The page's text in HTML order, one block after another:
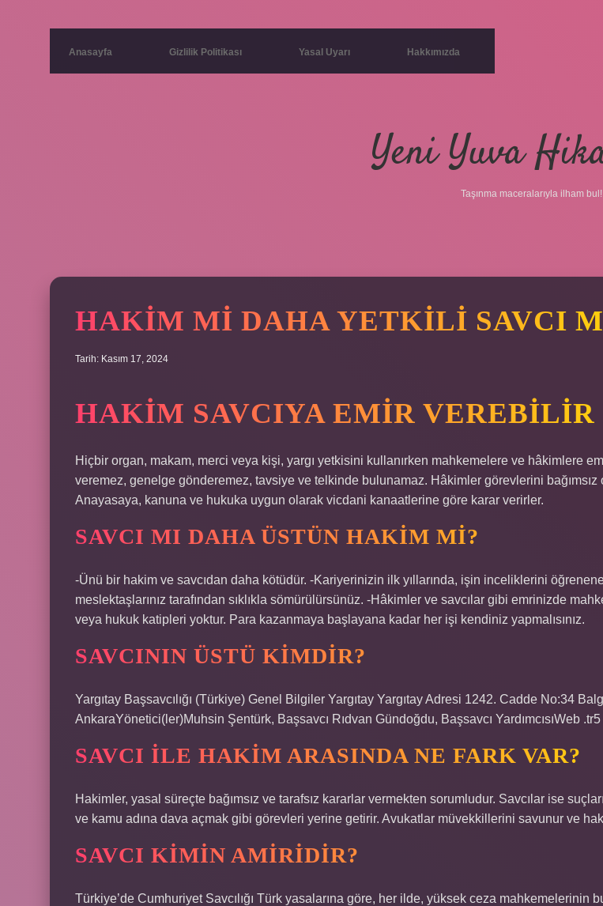
Anasayfa Gizlilik Politikası Yasal Uyarı Hakkımızda
Yeni Yuva
Taşınma maceralarıyla ilham bul!
HAKIM MI DAHA YETKILI SAVCI
Tarih: Kasım 17, 2024
HAKIM SAVCIYA EMIR VEREBILIR
Hiçbir organ, makam, merci veya kişi, yargı yetkisini kullanırken mahkemelere ve hâkimlere
veremez, genelge gönderemez, tavsiye ve telkinde bulunamaz. Hâkimler görevlerini bağımsız
Anayasaya, kanuna ve hukuka uygun olarak vicdani kanaatlerine göre karar verirler.
SAVCI MI DAHA ÜSTÜN HAKIM MI?
-Ünü bir hakim ve savcıdan daha kötüdür. -Kariyerinizin ilk yıllarında, işin inceliklerini
meslektaşlarınız tarafından sıklıkla sömürülürsünüz. -Hâkimler ve savcılar gibi emrinizde
veya hukuk katipleri yoktur. Para kazanmaya başlayana kadar her işi kendiniz yapmalısınız.
SAVCININ ÜSTÜ KIMDIR?
Yargıtay Başsavcılığı (Türkiye) Genel Bilgiler Yargıtay Yargıtay Adresi 1242. Cadde No:34
AnkaraYönetici(ler)Muhsin Şentürk, Başsavcı Rıdvan Gündoğdu, Başsavcı YardımcısıWeb .tr5
SAVCI ILE HAKIM ARASINDA NE FARK VAR?
Hakimler, yasal süreçte bağımsız ve tarafsız kararlar vermekten sorumludur. Savcılar ise
ve kamu adına dava açmak gibi görevleri yerine getirir. Avukatlar müvekkillerini savunur ve
SAVCI KIMIN AMIRIDIR?
Türkiye’de Cumhuriyet Savcılığı Türk yasalarına göre, her ilde, yüksek ceza mahkemelerinin